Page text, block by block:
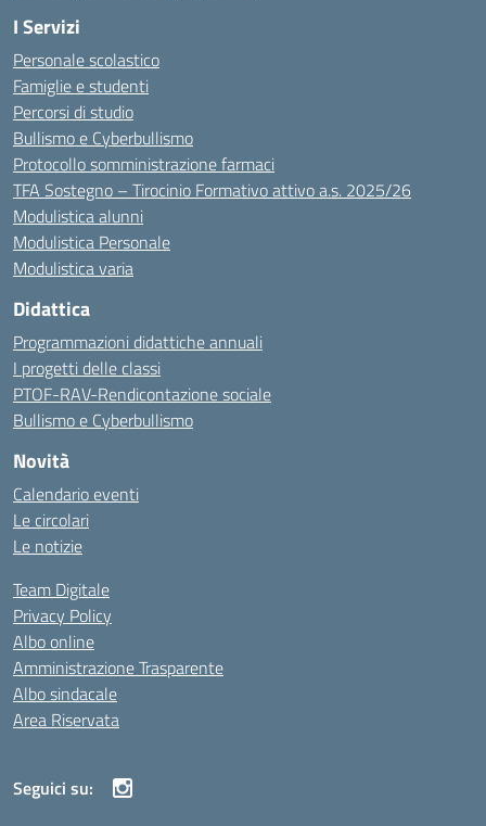
I Servizi
Personale scolastico
Famiglie e studenti
Percorsi di studio
Bullismo e Cyberbullismo
Protocollo somministrazione farmaci
TFA Sostegno – Tirocinio Formativo attivo a.s. 2025/26
Modulistica alunni
Modulistica Personale
Modulistica varia
Didattica
Programmazioni didattiche annuali
I progetti delle classi
PTOF-RAV-Rendicontazione sociale
Bullismo e Cyberbullismo
Novità
Calendario eventi
Le circolari
Le notizie
Team Digitale
Privacy Policy
Albo online
Amministrazione Trasparente
Albo sindacale
Area Riservata
Seguici su: